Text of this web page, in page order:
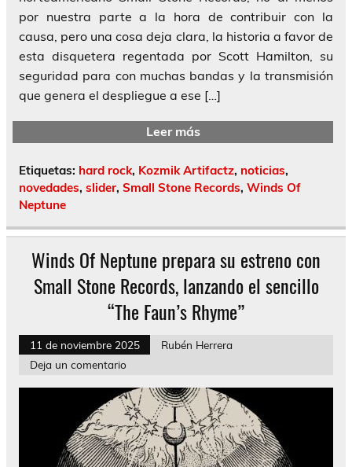
por nuestra parte a la hora de contribuir con la
causa, pero una cosa deja clara, la historia a favor de
esta disquetera regentada por Scott Hamilton, su
seguridad para con muchas bandas y la transmisión
que genera el despliegue a ese […]
Leer más
Etiquetas: hard rock, Kozmik Artifactz, noticias,
novedades, slider, Small Stone Records, Winds Of
Neptune
Winds Of Neptune prepara su estreno con
Small Stone Records, lanzando el sencillo
“The Faun’s Rhyme”
11 de noviembre 2025
Rubén Herrera
Deja un comentario